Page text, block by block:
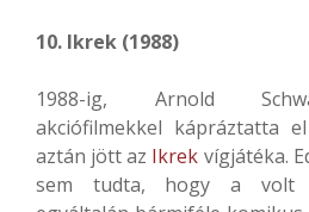
10. Ikrek (1988)
1988-ig, Arnold
akciófilmekkel kápráztatta
aztán jött az Ikrek vígjátéka.
sem tudta, hogy a volt